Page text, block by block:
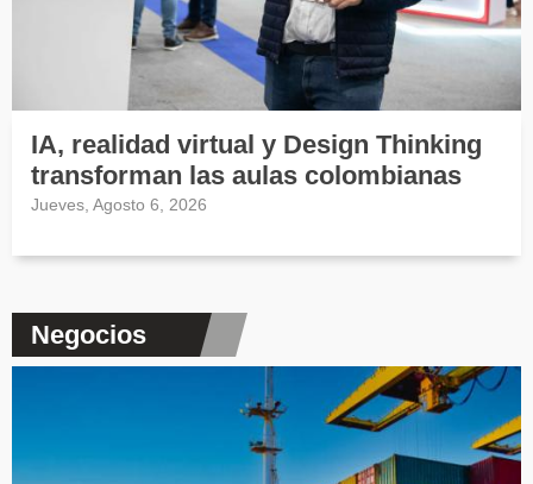
IA, realidad virtual y Design Thinking
transforman las aulas colombianas
Jueves, Agosto 6, 2026
Negocios